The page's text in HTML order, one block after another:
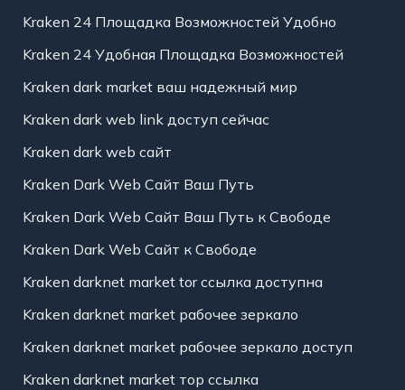
Kraken 24 Площадка Возможностей Удобно
Kraken 24 Удобная Площадка Возможностей
Kraken dark market ваш надежный мир
Kraken dark web link доступ сейчас
Kraken dark web сайт
Kraken Dark Web Сайт Ваш Путь
Kraken Dark Web Сайт Ваш Путь к Свободе
Kraken Dark Web Сайт к Свободе
Kraken darknet market tor ссылка доступна
Kraken darknet market рабочее зеркало
Kraken darknet market рабочее зеркало доступ
Kraken darknet market тор ссылка